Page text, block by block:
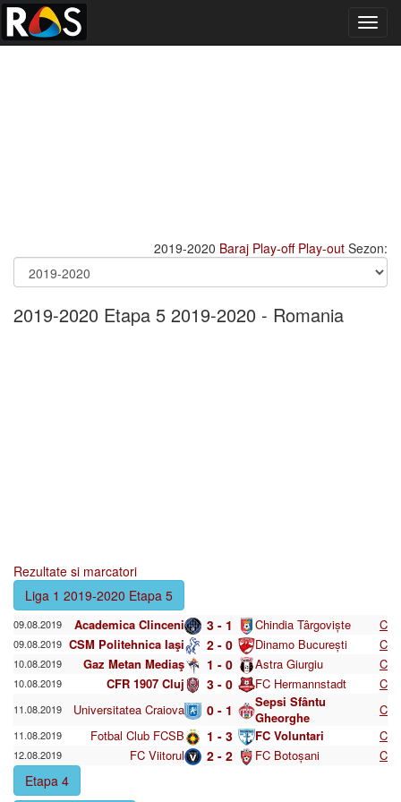
2019-2020 Baraj Play-off Play-out Sezon:
2019-2020 Etapa 5 2019-2020 - Romania
Rezultate si marcatori
Liga 1 2019-2020 Etapa 5
09.08.2019 Academica Clinceni 3 - 1 Chindia Târgoviște C
09.08.2019 CSM Politehnica Iaşi 2 - 0 Dinamo București C
10.08.2019 Gaz Metan Mediaş 1 - 0 Astra Giurgiu C
10.08.2019 CFR 1907 Cluj 3 - 0 FC Hermannstadt C
11.08.2019 Universitatea Craiova 0 - 1
Sepsi Sfântu
Gheorghe
C
11.08.2019 Fotbal Club FCSB 1 - 3 FC Voluntari C
12.08.2019 FC Viitorul 2 - 2 FC Botoșani C
Etapa 4